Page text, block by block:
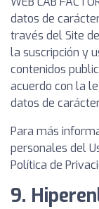
datos de
través del Site
la suscripción y
contenidos
acuerdo con la
datos de
Para más
personales del
Política de
9.